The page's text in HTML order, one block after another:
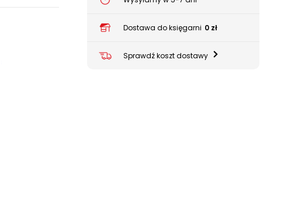
Dostawa do księgarni 0 zł
Sprawdź koszt dostawy